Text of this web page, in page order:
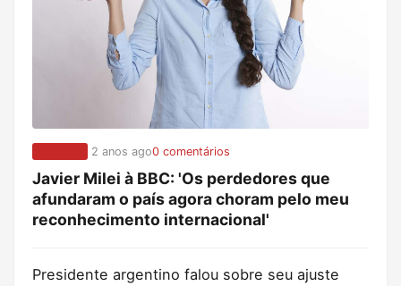
2 anos ago0 comentários
Javier Milei à BBC: 'Os perdedores que
afundaram o país agora choram pelo meu
reconhecimento internacional'
Presidente argentino falou sobre seu ajuste